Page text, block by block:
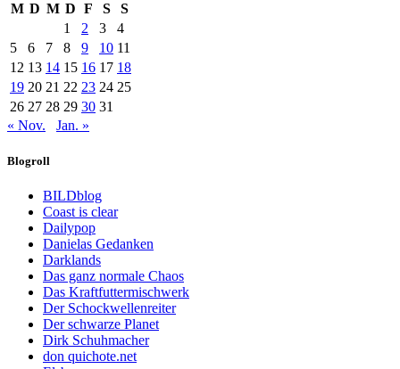
M D M D F S
S
1
2 3
4
5
6 7 8 9 10 11
12 13 14 15 16 17 18
19 20 21 22 23 24 25
26 27 28 29 30 31
« Nov.
Jan. »
Blogroll
BILDblog
Coast is clear
Dailypop
Danielas Gedanken
Darklands
Das ganz normale Chaos
Das Kraftfuttermischwerk
Der Schockwellenreiter
Der schwarze Planet
Dirk Schuhmacher
don quichote.net